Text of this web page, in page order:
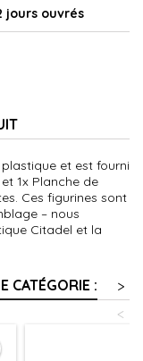
jours ouvrés
et est fourni
1x Planche de
Ces figurines sont
– nous
Citadel et la
CATÉGORIE :
>
<